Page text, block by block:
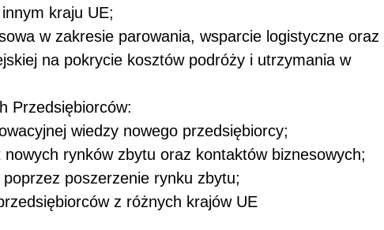
kraju UE;
w zakresie parowania, wsparcie logistyczne oraz
na pokrycie kosztów podróży i utrzymania w
Przedsiębiorców:
wiedzy nowego przedsiębiorcy;
rynków zbytu oraz kontaktów biznesowych;
poszerzenie rynku zbytu;
z różnych krajów UE